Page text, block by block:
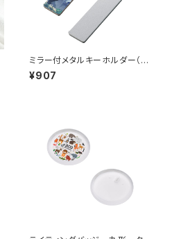
ミラー付メタルキーホルダー（ス
¥907